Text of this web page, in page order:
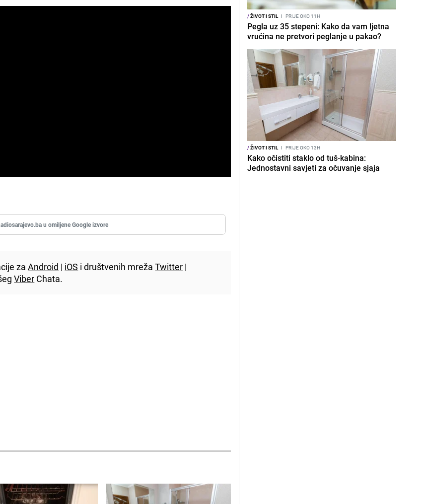
u omiljene Google izvore
zaAndroid | iOS i društvenih mrežaTwitter |
Viber Chata.
/ŽIVOT I STIL I PRIJE OKO 11H
Pegla uz 35 stepeni: Kako da vam ljetna
vrućina ne pretvori peglanje u pakao?
/ŽIVOT I STIL I PRIJE OKO 13H
Kako očistiti staklo od tuš-kabina:
Jednostavni savjeti za očuvanje sjaja